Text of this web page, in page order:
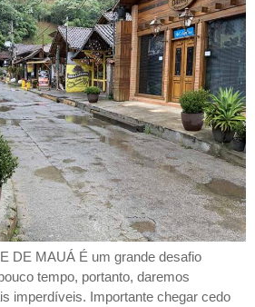
DE MAUÁ É um grande desafio
tempo, portanto, daremos
imperdíveis. Importante chegar cedo